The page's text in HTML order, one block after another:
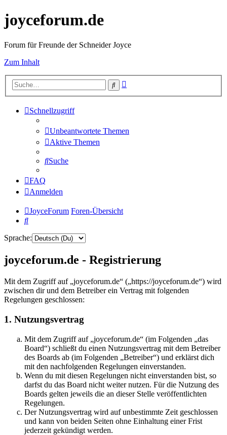
joyceforum.de
Forum für Freunde der Schneider Joyce
Zum Inhalt
Suche
Schnellzugriff
Unbeantwortete Themen
Aktive Themen
Suche
FAQ
Anmelden
JoyceForum Foren-Übersicht
Suche
Sprache:
joyceforum.de - Registrierung
Mit dem Zugriff auf „joyceforum.de“ („https://joyceforum.de“) wird
zwischen dir und dem Betreiber ein Vertrag mit folgenden
Regelungen geschlossen:
1. Nutzungsvertrag
Mit dem Zugriff auf „joyceforum.de“ (im Folgenden „das
Board“) schließt du einen Nutzungsvertrag mit dem Betreiber
des Boards ab (im Folgenden „Betreiber“) und erklärst dich
mit den nachfolgenden Regelungen einverstanden.
Wenn du mit diesen Regelungen nicht einverstanden bist, so
darfst du das Board nicht weiter nutzen. Für die Nutzung des
Boards gelten jeweils die an dieser Stelle veröffentlichten
Regelungen.
Der Nutzungsvertrag wird auf unbestimmte Zeit geschlossen
und kann von beiden Seiten ohne Einhaltung einer Frist
jederzeit gekündigt werden.